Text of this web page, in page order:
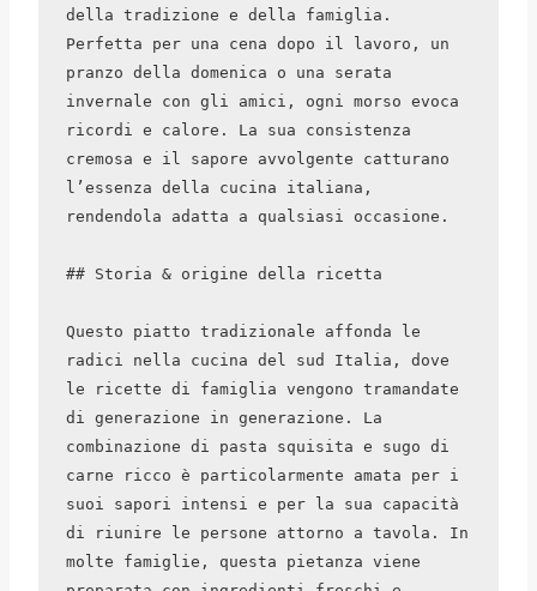
della tradizione e della famiglia.
Perfetta per una cena dopo il lavoro, un
pranzo della domenica o una serata
invernale con gli amici, ogni morso evoca
ricordi e calore. La sua consistenza
cremosa e il sapore avvolgente catturano
l’essenza della cucina italiana,
rendendola adatta a qualsiasi occasione.
## Storia & origine della ricetta
Questo piatto tradizionale affonda le
radici nella cucina del sud Italia, dove
le ricette di famiglia vengono tramandate
di generazione in generazione. La
combinazione di pasta squisita e sugo di
carne ricco è particolarmente amata per i
suoi sapori intensi e per la sua capacità
di riunire le persone attorno a tavola. In
molte famiglie, questa pietanza viene